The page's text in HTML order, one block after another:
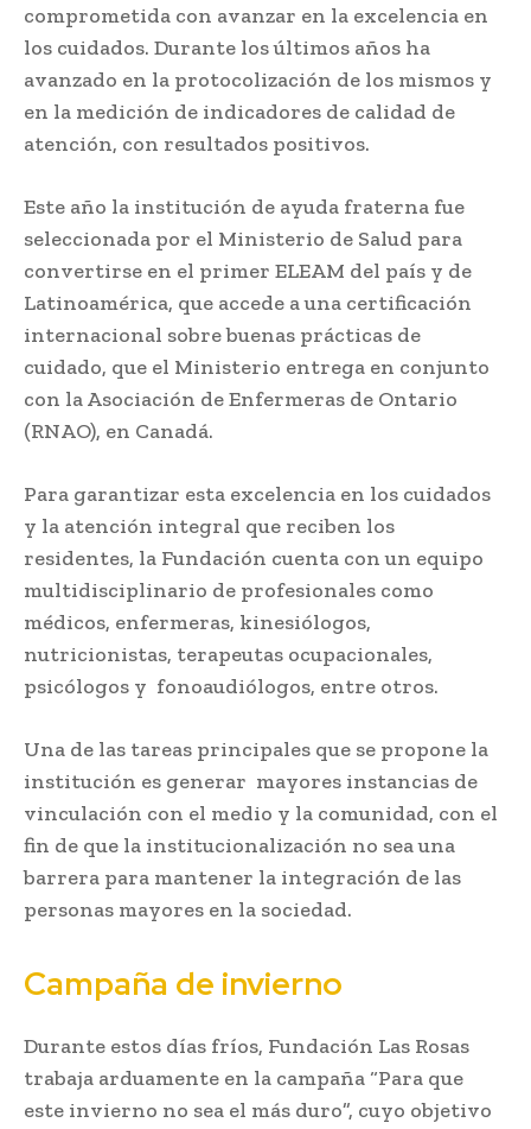
comprometida con avanzar en la excelencia en
los cuidados. Durante los últimos años ha
avanzado en la protocolización de los mismos y
en la medición de indicadores de calidad de
atención, con resultados positivos.
Este año la institución de ayuda fraterna fue
seleccionada por el Ministerio de Salud para
convertirse en el primer ELEAM del país y de
Latinoamérica, que accede a una certificación
internacional sobre buenas prácticas de
cuidado, que el Ministerio entrega en conjunto
con la Asociación de Enfermeras de Ontario
(RNAO), en Canadá.
Para garantizar esta excelencia en los cuidados
y la atención integral que reciben los
residentes, la Fundación cuenta con un equipo
multidisciplinario de profesionales como
médicos, enfermeras, kinesiólogos,
nutricionistas, terapeutas ocupacionales,
psicólogos y fonoaudiólogos, entre otros.
Una de las tareas principales que se propone la
institución es generar mayores instancias de
vinculación con el medio y la comunidad, con el
fin de que la institucionalización no sea una
barrera para mantener la integración de las
personas mayores en la sociedad.
Campaña de invierno
Durante estos días fríos, Fundación Las Rosas
trabaja arduamente en la campaña “Para que
este invierno no sea el más duro”, cuyo objetivo